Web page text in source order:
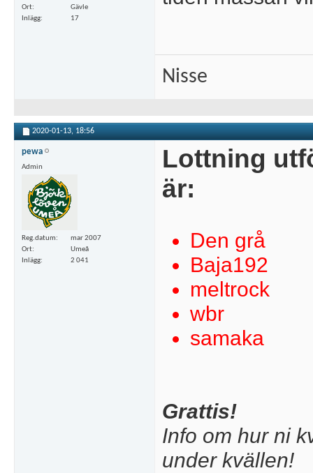
Ort
Gävle
Inlägg
17
Nisse
2020-01-13, 18:56
pewa
Admin
Reg.datum
mar 2007
Ort
Umeå
Inlägg
2 041
Lottning
är:
Den grå
Baja192
meltrock
wbr
samaka
Grattis!
Info om hur ni
under kvällen!